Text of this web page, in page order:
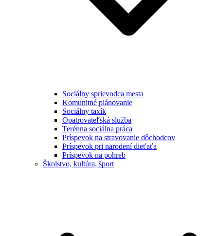
Sociálny sprievodca mesta
Komunitné plánovanie
Sociálny taxík
Opatrovateľská služba
Terénna sociálna práca
Príspevok na stravovanie dôchodcov
Príspevok pri narodení dieťaťa
Príspevok na pohreb
Školstvo, kultúra, šport